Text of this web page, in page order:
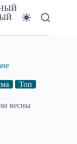
Топ
весны